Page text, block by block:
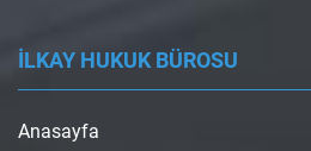
İLKAY HUKUK BÜROSU
Anasayfa